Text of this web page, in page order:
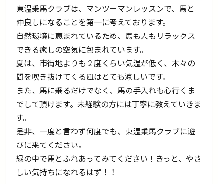
東温乗馬クラブは、マンツーマンレッスンで、馬と
仲良しになることを第一に考えております。
自然環境に恵まれているため、馬も人もリラックス
できる癒しの空気に包まれています。
夏は、市街地よりも２度くらい気温が低く、木々の
間を吹き抜けてくる風はとても涼しいです。
また、馬に乗るだけでなく、馬の手入れも心行くま
でして頂けます。未経験の方には丁寧に教えていきま
す。
是非、一度と言わず何度でも、東温乗馬クラブに遊
びに来てください。
緑の中で馬とふれあってみてください！きっと、やさ
しい気持ちになれるはず！！